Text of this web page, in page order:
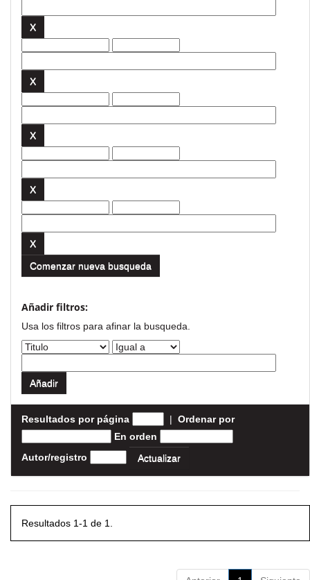
Comenzar nueva busqueda
Añadir filtros:
Usa los filtros para afinar la busqueda.
Resultados por página | Ordenar por
En orden
Autor/registro
Resultados 1-1 de 1.